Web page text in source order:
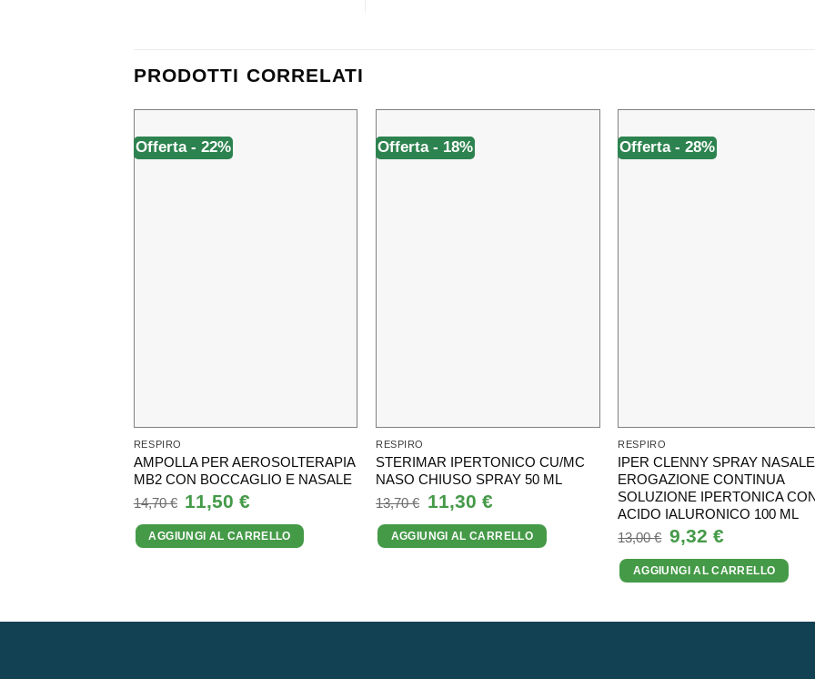
PRODOTTI CORRELATI
Offerta - 22%
RESPIRO
AMPOLLA PER AEROSOLTERAPIA
MB2 CON BOCCAGLIO E NASALE
14,70€ Il
prezzo
originale
era:
14,70 €.
11,50€
attuale
è:
11,50 €.
AGGIUNGI AL CARRELLO
Offerta - 18%
RESPIRO
STERIMAR IPERTONICO CU/MC
NASO CHIUSO SPRAY 50 ML
13,70€ Il
prezzo
originale
era:
13,70 €.
11,30 €Il
prezzo
attuale
è:
11,30 €.
AGGIUNGI AL CARRELLO
Offerta - 28%
RESPIRO
IPER CLENNY SPRAY NASALE
EROGAZIONE CONTINUA
SOLUZIONE IPERTONICA
ACIDO IALURONICO 100 ML
13,00€ Il
prezzo
originale
era:
13,00 €.
9,32 €Il
prezzo
attuale
è:
9,32 €.
AGGIUNGI AL CARRELLO